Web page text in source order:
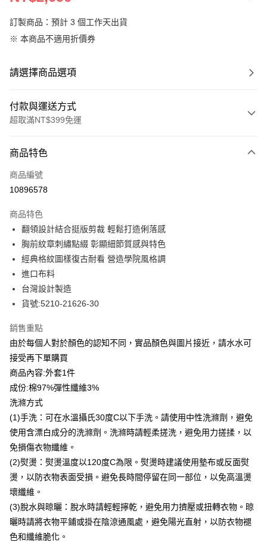
訂製商品：預計 3 個工作天出貨
※ 本商品不適用折價券
請選擇商品選項
付款與運送方式
超取滿NT$399免運
信用卡一次付款
信用卡分期付款
合作金庫商業銀行
華南商業銀行
彰化商業銀行
上海商業儲蓄銀行
台北富邦商業銀行
國泰世華商業銀行
兆豐國際商業銀行
臺灣中小企業銀行
匯豐（台灣）商業銀行
聯邦商業銀行
元大商業銀行
台新國際商業銀行
台灣樂天信用卡公司
LINE Pay
Apple Pay
街口支付
悠遊付
ATM付款
貨到付款
運送方式
付款後全家取貨
每筆NT$80，滿NT$399(含以上)免運費
付款後7-11取貨
每筆NT$80，滿NT$888(含以上)免運費
宅配到府
每筆NT$80，滿NT$888(含以上)免運費
貨到付款
每筆NT$80，滿NT$888(含以上)免運費
商品特色
商品編號
10896578
商品特色
翻領設計結合挺版剪裁 輕鬆打造俐落感
胸前紋章刺繡點綴 彰顯細節質感與特色
經典格紋圖樣復古耐看 營造學院風格調
進口布料
台灣設計製造
貨號:5210-21626-30
銷售重點
由於每個人對於顏色的認知不同，實品顏色與圖片接近，請水水可
接受再下單購買
商品內容:外套1件
成份:棉97%彈性纖維3%
洗滌方式
(1)手洗：可在水溫攝氏30度C以下手洗。請使用中性洗滌劑，避免
使用含漂白成分的洗滌劑。洗滌時請輕柔搓洗，避免用力搓揉，以
免損傷衣物纖維。
(2)熨燙：熨燙溫度以120度C為限。熨燙時建議使用墊布或反面熨
燙，以防衣物表面受損。避免長時間停留在同一部位，以免高溫燙
壞纖維。
(3)脫水與晾曬：脫水時請輕輕擰乾，避免用力擠壓或扭轉衣物。晾
曬時請將衣物平鋪或掛在陰涼通風處，避免陽光直射，以防衣物褪
色和纖維脆化。